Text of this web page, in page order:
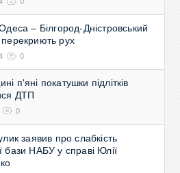
– Білгород-Дністровський
перекриють рух
0
п'яні покатушки підлітків
ДТП
0
заявив про слабкість
бази НАБУ у справі Юлії